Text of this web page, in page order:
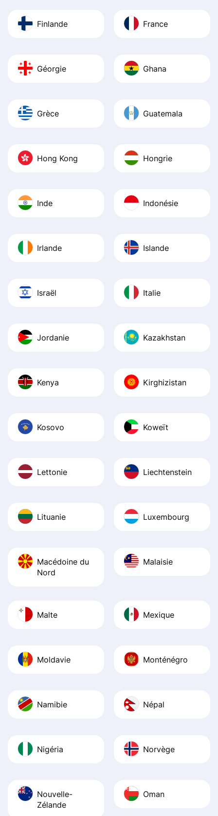
Finlande France
Géorgie Ghana
Grèce Guatemala
Hong Kong Hongrie
Inde Indonésie
Irlande Islande
Israël Italie
Jordanie Kazakhstan
Kenya Kirghizistan
Kosovo Koweït
Lettonie Liechtenstein
Lituanie Luxembourg
Macédoine du
Nord
Malaisie
Malte Mexique
Moldavie Monténégro
Namibie Népal
Nigéria Norvège
Nouvelle-
Zélande
Oman